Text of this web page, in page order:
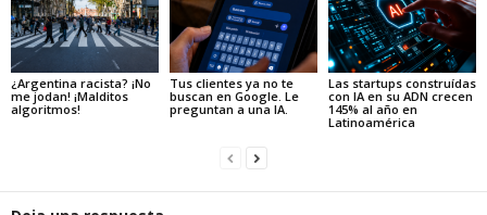
¿Argentina racista? ¡No
me jodan! ¡Malditos
algoritmos!
Tus clientes ya no te
buscan en Google. Le
preguntan a una IA.
Las startups construídas
con IA en su ADN crecen
145% al año en
Latinoamérica